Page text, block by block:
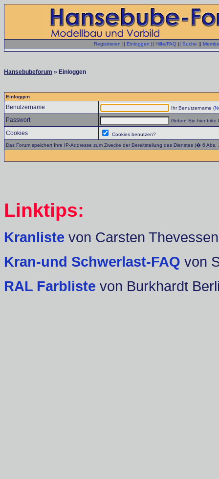
Registrieren || Einloggen || Hilfe/FAQ || Suche ||
Hansebubeforum » Einloggen
Einloggen
Benutzername Ihr Benutzername (
Passwort Geben Sie hier bitte
Cookies
Cookies benutzen?
Das Forum speichert Ihre IP-Addresse zum Zwecke der Bereitstellung des Dienstes (� 6
Linktips:
Kranliste von Carsten Thevessen
Kran-und Schwerlast-FAQ von
RAL Farbliste von Burkhardt